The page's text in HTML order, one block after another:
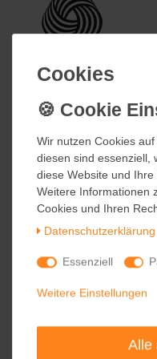
Cookies
Wir nutzen Cookies
diesen sind essenziell,
diese Website und Ihre
Weitere Informationen
Cookies und Ihren
Daten­schutz­erklärung
Essenziell
Weitere Einstellungen
Alle
Cookies
Wir nutzen Cookies
diesen sind essenziell,
diese Website und Ihre
Weitere Informationen
Cookies und Ihren
Daten­schutz­erklärung
Essenziell
Weitere Einstellungen
Alle